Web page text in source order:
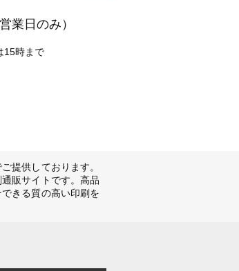
業日のみ）
15時まで
提供しております。
販サイトです。高品
きる質の高い印刷を